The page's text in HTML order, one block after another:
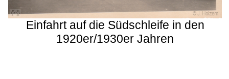
Einfahrt auf die Südschleife in den
1920er/1930er Jahren